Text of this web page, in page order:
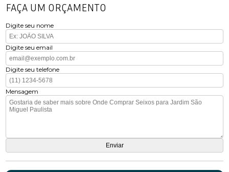
FAÇA UM ORÇAMENTO
Digite seu nome
Digite seu email
Digite seu telefone
Mensagem